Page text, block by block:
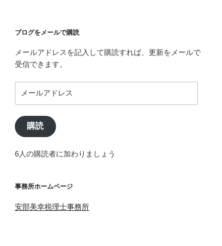
ブログをメールで購読
メールアドレスを記入して購読すれば、更新をメールで
受信できます。
ー
ア
ド
ス
購読
6人の購読者に加わりましょう
事務所ホームページ
安部美幸税理士事務所